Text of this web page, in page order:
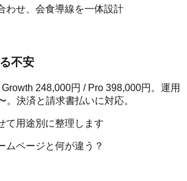
わせ、会食導線を一体設計
不安
248,000円 / Pro 398,000円。運用
。決済と請求書払いに対応。
て用途別に整理します
ムページと何が違う？